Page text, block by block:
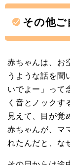
その他ご
赤ちゃんは、お
うような話を聞
いでよー」って
く音とノックす
見えて、目が覚
赤ちゃんが、マ
れたんだと、な